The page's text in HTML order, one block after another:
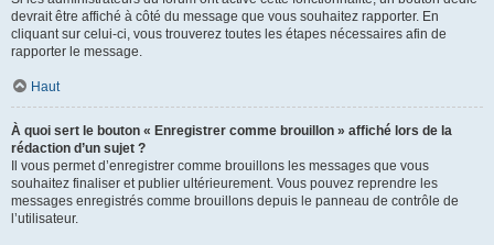
devrait être affiché à côté du message que vous souhaitez rapporter. En
cliquant sur celui-ci, vous trouverez toutes les étapes nécessaires afin de
rapporter le message.
Haut
À quoi sert le bouton « Enregistrer comme brouillon » affiché lors de la
rédaction d’un sujet ?
Il vous permet d’enregistrer comme brouillons les messages que vous
souhaitez finaliser et publier ultérieurement. Vous pouvez reprendre les
messages enregistrés comme brouillons depuis le panneau de contrôle de
l’utilisateur.